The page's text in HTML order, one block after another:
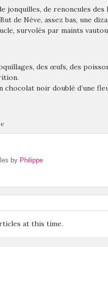
jonquilles, de renoncules
de Nève, assez bas, une
survolés par maints
des œufs, des
chocolat noir doublé d’une
by Philippe
at this time.